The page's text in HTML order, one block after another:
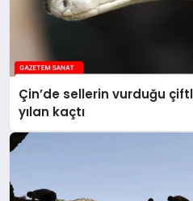
Çin’de sellerin vurduğu
yılan kaçtı